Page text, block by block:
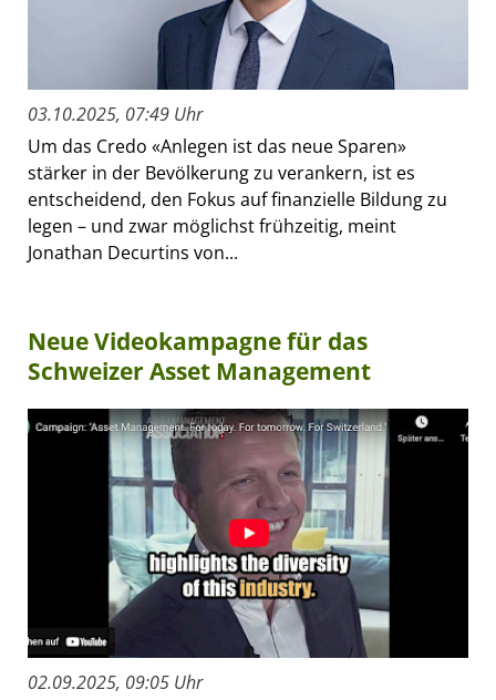
03.10.2025, 07:49 Uhr
Um das Credo «Anlegen ist das neue Sparen»
stärker in der Bevölkerung zu verankern, ist es
entscheidend, den Fokus auf finanzielle Bildung zu
legen – und zwar möglichst frühzeitig, meint
Jonathan Decurtins von...
Neue Videokampagne für das
Schweizer Asset Management
02.09.2025, 09:05 Uhr